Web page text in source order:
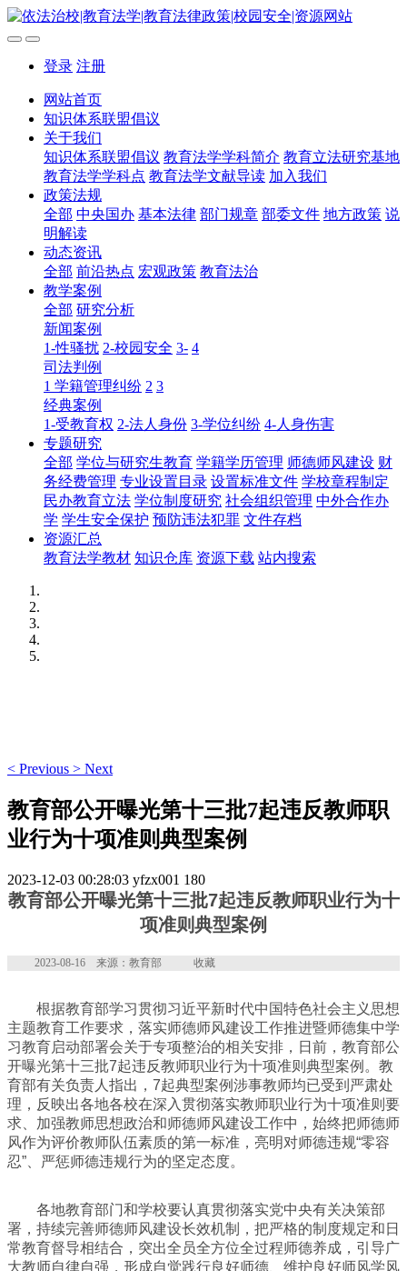
登录 注册
网站首页
知识体系联盟倡议
关于我们
知识体系联盟倡议 教育法学学科简介 教育立法研究基地
教育法学学科点 教育法学文献导读 加入我们
政策法规
全部 中央国办 基本法律 部门规章 部委文件 地方政策 说
明解读
动态资讯
全部 前沿热点 宏观政策 教育法治
教学案例
全部 研究分析
新闻案例
1-性骚扰 2-校园安全 3- 4
司法判例
1 学籍管理纠纷 2 3
经典案例
1-受教育权 2-法人身份 3-学位纠纷 4-人身伤害
专题研究
全部 学位与研究生教育 学籍学历管理 师德师风建设 财
务经费管理 专业设置目录 设置标准文件 学校章程制定
民办教育立法 学位制度研究 社会组织管理 中外合作办
学 学生安全保护 预防违法犯罪 文件存档
资源汇总
教育法学教材 知识仓库 资源下载 站内搜索
< Previous > Next
教育部公开曝光第十三批7起违反教师职
业行为十项准则典型案例
2023-12-03 00:28:03 yfzx001 180
教育部公开曝光第十三批7起违反教师职业行为十
项准则典型案例
2023-08-16 来源：教育部 收藏
根据教育部学习贯彻习近平新时代中国特色社会主义思想
主题教育工作要求，落实师德师风建设工作推进暨师德集中学
习教育启动部署会关于专项整治的相关安排，日前，教育部公
开曝光第十三批7起违反教师职业行为十项准则典型案例。教
育部有关负责人指出，7起典型案例涉事教师均已受到严肃处
理，反映出各地各校在深入贯彻落实教师职业行为十项准则要
求、加强教师思想政治和师德师风建设工作中，始终把师德师
风作为评价教师队伍素质的第一标准，亮明对师德违规“零容
忍”、严惩师德违规行为的坚定态度。
各地教育部门和学校要认真贯彻落实党中央有关决策部
署，持续完善师德师风建设长效机制，把严格的制度规定和日
常教育督导相结合，突出全员全方位全过程师德养成，引导广
大教师自律自强，形成自觉践行良好师德、维护良好师风学风